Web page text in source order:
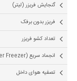
گنجايش فريزر (لیتر)
فریزر بدون برفک
تعداد کشو فریزر
انجماد سریع (Super Freezer)
تصفیه هوای داخل